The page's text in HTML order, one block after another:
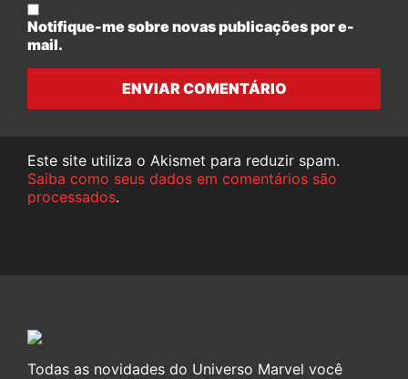
Notifique-me sobre novas publicações por e-
mail.
ENVIAR COMENTÁRIO
Este site utiliza o Akismet para reduzir spam.
Saiba como seus dados em comentários são
processados.
Todas as novidades do Universo Marvel você